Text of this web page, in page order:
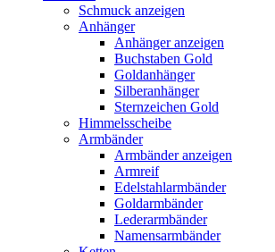
Schmuck anzeigen
Anhänger
Anhänger anzeigen
Buchstaben Gold
Goldanhänger
Silberanhänger
Sternzeichen Gold
Himmelsscheibe
Armbänder
Armbänder anzeigen
Armreif
Edelstahlarmbänder
Goldarmbänder
Lederarmbänder
Namensarmbänder